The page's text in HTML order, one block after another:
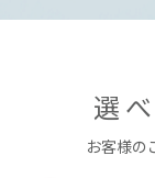
選
お客様の